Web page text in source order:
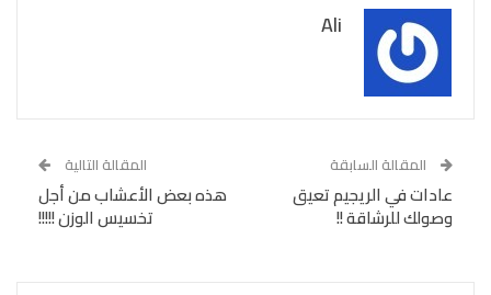
Ali
المقالة السابقة
عادات في الريجيم تعيق
وصولك للرشاقة !!
المقالة التالية
هذه بعض الأعشاب من أجل
تخسيس الوزن !!!!!